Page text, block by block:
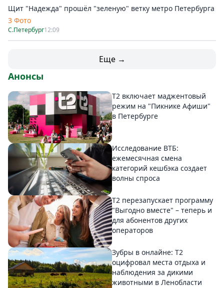
Щит "Надежда" прошёл "зеленую" ветку метро Петербурга
3 Фото
С.Петербург12:09
Еще →
Анонсы
Т2 включает маджентовый
режим на "Пикнике Афиши"
в Петербурге
Исследование ВТБ:
ежемесячная смена
категорий кешбэка создает
волны спроса
Т2 перезапускает программу
"Выгодно вместе" – теперь и
для абонентов других
операторов
Зубры в онлайне: Т2
оцифровал места отдыха и
наблюдения за дикими
животными в Ленобласти